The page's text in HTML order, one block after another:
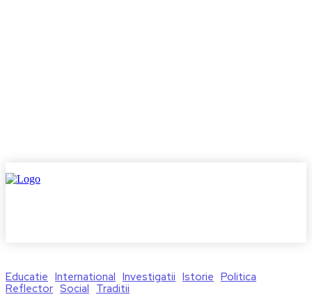
Educatie International Investigatii Istorie Politica
Reflector Social Traditii